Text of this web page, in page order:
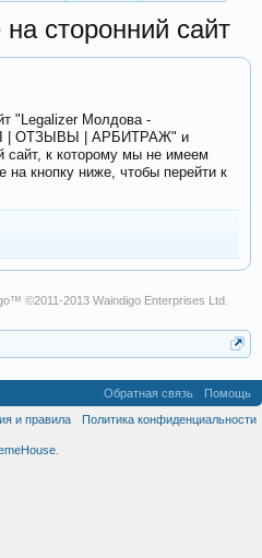
сторонний сайт
"Legalizer Молдова -
ОТЗЫВЫ | АРБИТРАЖ" и
сайт, к которому мы не имеем
на кнопку ниже, чтобы перейти к
™ ©2011-2013 Waindigo Enterprises Ltd.
Обратная связь
Помощь
и правила
Политика конфиденциальности